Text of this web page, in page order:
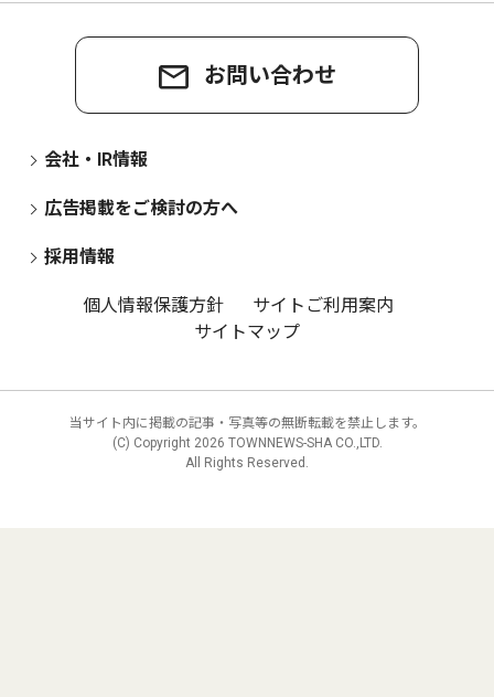
お問い合わせ
会社・IR情報
広告掲載をご検討の方へ
採用情報
個人情報保護方針
サイトご利用案内
サイトマップ
当サイト内に掲載の記事・写真等の無断転載を禁止します。
(C) Copyright 2026 TOWNNEWS-SHA CO.,LTD.
All Rights Reserved.